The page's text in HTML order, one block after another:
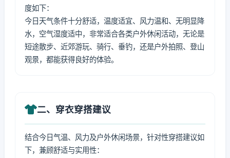
度如下：
今日天气条件十分舒适，温度适宜、风力温和、无明显降
水，空气湿度适中，非常适合各类户外休闲活动，无论是
短途散步、近郊游玩、骑行、垂钓，还是户外拍照、登山
观景，都能获得良好的体验。
二、穿衣穿搭建议
结合今日气温、风力及户外休闲场景，针对性穿搭建议如
下，兼顾舒适与实用性：